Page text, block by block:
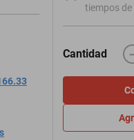
tiempos de
Cantidad